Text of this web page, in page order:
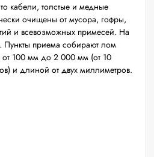
кабели, толстые и медные
очищены от мусора, гофры,
и всевозможных примесей. На
Пункты приема собирают лом
100 мм до 2 000 мм (от 10
и длиной от двух миллиметров.